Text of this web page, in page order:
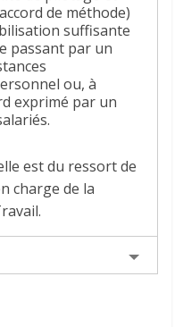
de méthode)
suffisante
passant par un
ou, à
exprimé par un
est du ressort de
charge de la